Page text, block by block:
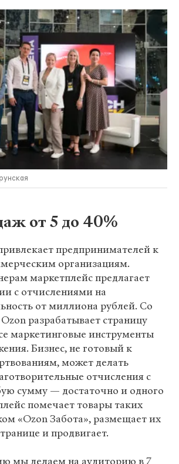
от 5 до 40%
предпринимателей к
организациям.
маркетплейс предлагает
с отчислениями на
от миллиона рублей. Со
разрабатывает страницу
маркетинговые инструменты
Бизнес, не готовый к
может делать
отчисления с
сумму — достаточно и одного
помечает товары таких
«Ozon Забота», размещает их
и продвигает.